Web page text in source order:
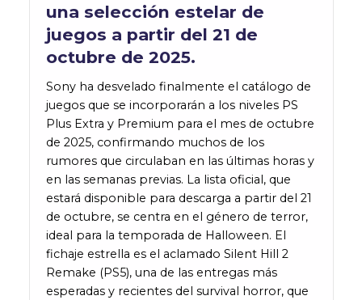
una selección estelar de
juegos a partir del 21 de
octubre de 2025.
Sony ha desvelado finalmente el catálogo de
juegos que se incorporarán a los niveles PS
Plus Extra y Premium para el mes de octubre
de 2025, confirmando muchos de los
rumores que circulaban en las últimas horas y
en las semanas previas. La lista oficial, que
estará disponible para descarga a partir del 21
de octubre, se centra en el género de terror,
ideal para la temporada de Halloween. El
fichaje estrella es el aclamado Silent Hill 2
Remake (PS5), una de las entregas más
esperadas y recientes del survival horror, que